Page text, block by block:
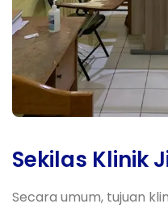
Sekilas Klinik
Secara umum, tujuan